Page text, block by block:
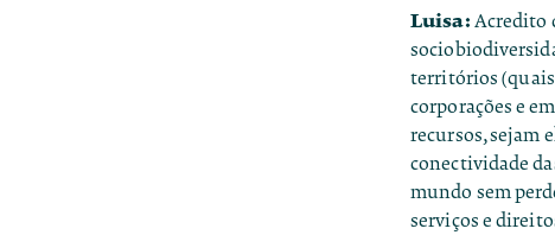
Luisa: Acredito
territórios (quais
corporações e
recursos, sejam
conectividade
mundo sem
serviços e